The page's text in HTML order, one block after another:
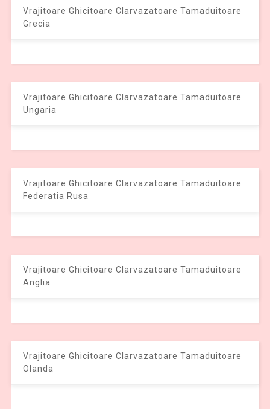
Vrajitoare Ghicitoare Clarvazatoare Tamaduitoare
Grecia
Vrajitoare Ghicitoare Clarvazatoare Tamaduitoare
Ungaria
Vrajitoare Ghicitoare Clarvazatoare Tamaduitoare
Federatia Rusa
Vrajitoare Ghicitoare Clarvazatoare Tamaduitoare
Anglia
Vrajitoare Ghicitoare Clarvazatoare Tamaduitoare
Olanda